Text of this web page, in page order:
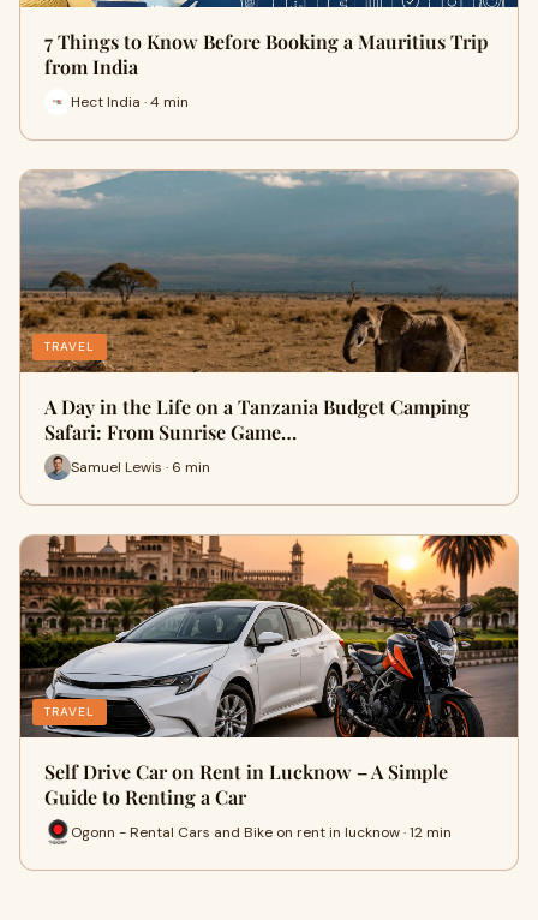
7 Things to Know Before Booking a Mauritius Trip
from India
Hect India · 4 min
TRAVEL
A Day in the Life on a Tanzania Budget Camping
Safari: From Sunrise Game…
Samuel Lewis · 6 min
TRAVEL
Self Drive Car on Rent in Lucknow – A Simple
Guide to Renting a Car
Ogonn - Rental Cars and Bike on rent in lucknow · 12 min